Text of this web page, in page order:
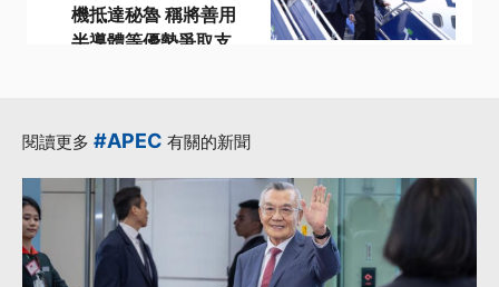
機抵達秘魯 稱將善用
半導體等優勢爭取支
閱讀更多 #APEC 有關的新聞